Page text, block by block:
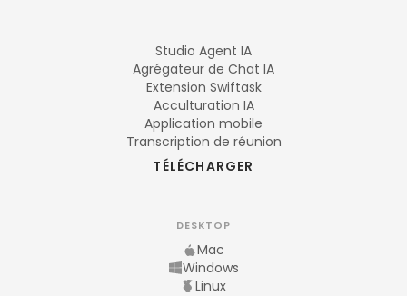
Studio Agent IA
Agrégateur de Chat IA
Extension Swiftask
Acculturation IA
Application mobile
Transcription de réunion
TÉLÉCHARGER
DESKTOP
Mac
Windows
Linux